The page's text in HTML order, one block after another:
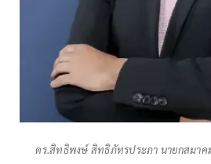
ดร.สิทธิพงษ์ สิทธิภัทรประภา นายกสมาค